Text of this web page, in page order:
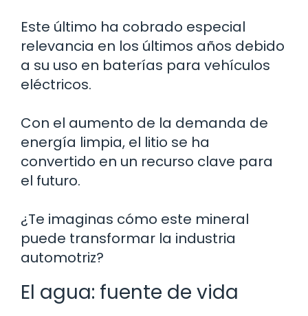
Este último ha cobrado especial
relevancia en los últimos años debido
a su uso en baterías para vehículos
eléctricos.
Con el aumento de la demanda de
energía limpia, el litio se ha
convertido en un recurso clave para
el futuro.
¿Te imaginas cómo este mineral
puede transformar la industria
automotriz?
El agua: fuente de vida